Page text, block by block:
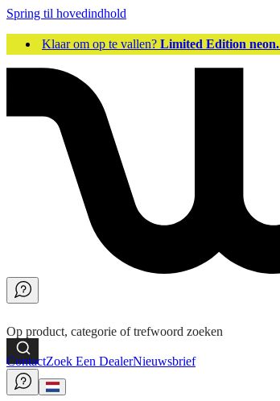
Spring til hovedindhold
Klaar om op te vallen? Limited Edition neon.
Op product, categorie of trefwoord zoeken
ContactZoek Een DealerNieuwsbrief